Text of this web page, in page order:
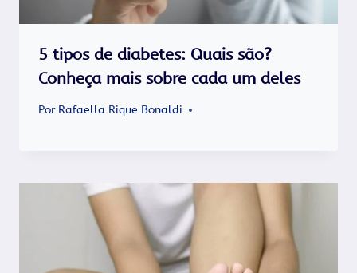
5 tipos de diabetes: Quais são?
Conheça mais sobre cada um deles
Por Rafaella Rique Bonaldi